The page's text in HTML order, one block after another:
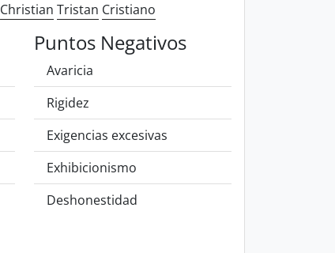
Christian Tristan Cristiano
Puntos Negativos
Avaricia
Rigidez
Exigencias excesivas
Exhibicionismo
Deshonestidad